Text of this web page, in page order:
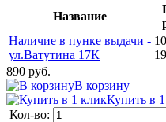
Название
Наличие в пунке выдачи -
ул.Ватутина 17К
890 руб.
В корзину
Купить в
Кол-во: